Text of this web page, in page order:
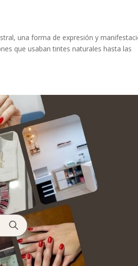
una forma de expresión y
que usaban tintes naturales hasta las